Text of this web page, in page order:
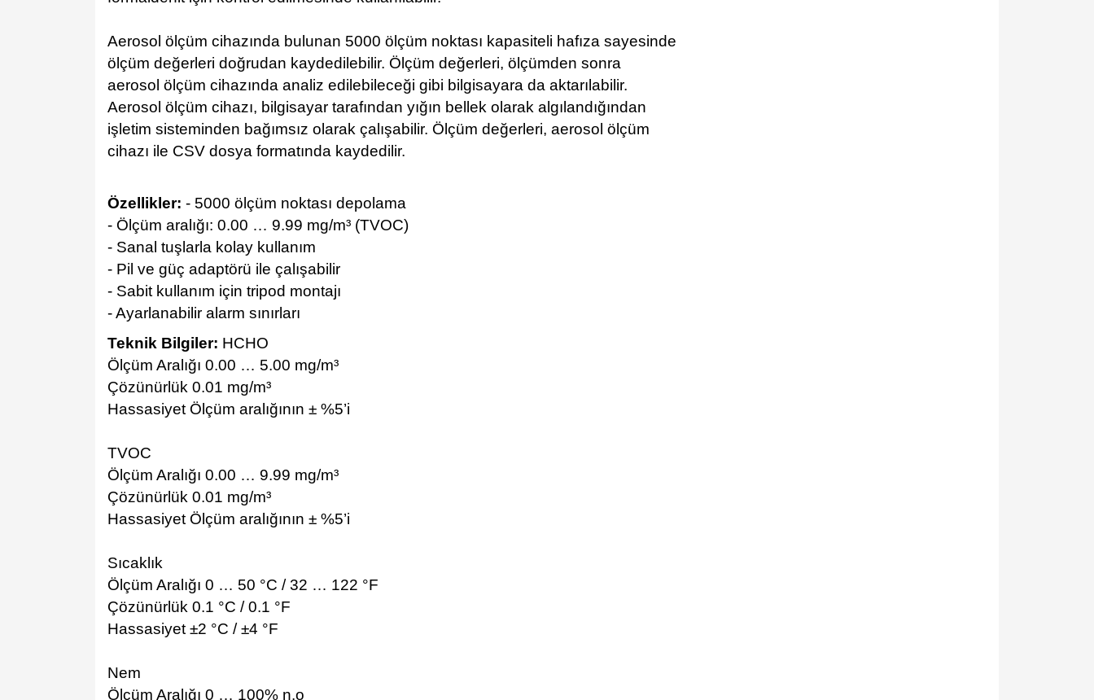
Aerosol ölçüm cihazında bulunan 5000 ölçüm noktası kapasiteli hafıza sayesinde
ölçüm değerleri doğrudan kaydedilebilir. Ölçüm değerleri, ölçümden sonra
aerosol ölçüm cihazında analiz edilebileceği gibi bilgisayara da aktarılabilir.
Aerosol ölçüm cihazı, bilgisayar tarafından yığın bellek olarak algılandığından
işletim sisteminden bağımsız olarak çalışabilir. Ölçüm değerleri, aerosol ölçüm
cihazı ile CSV dosya formatında kaydedilir.
Özellikler: - 5000 ölçüm noktası depolama
- Ölçüm aralığı: 0.00 … 9.99 mg/m³ (TVOC)
- Sanal tuşlarla kolay kullanım
- Pil ve güç adaptörü ile çalışabilir
- Sabit kullanım için tripod montajı
- Ayarlanabilir alarm sınırları
Teknik Bilgiler: HCHO
Ölçüm Aralığı 0.00 … 5.00 mg/m³
Çözünürlük 0.01 mg/m³
Hassasiyet Ölçüm aralığının ± %5’i
TVOC
Ölçüm Aralığı 0.00 … 9.99 mg/m³
Çözünürlük 0.01 mg/m³
Hassasiyet Ölçüm aralığının ± %5’i
Sıcaklık
Ölçüm Aralığı 0 … 50 °C / 32 … 122 °F
Çözünürlük 0.1 °C / 0.1 °F
Hassasiyet ±2 °C / ±4 °F
Nem
Ölçüm Aralığı 0 … 100% n.o